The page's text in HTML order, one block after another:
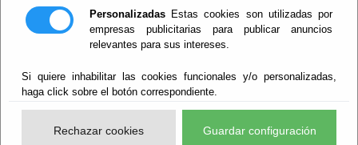
Personalizadas Estas cookies son utilizadas por
empresas publicitarias para publicar anuncios
relevantes para sus intereses.
Si quiere inhabilitar las cookies funcionales y/o personalizadas,
haga click sobre el botón correspondiente.
Rechazar cookies Guardar configuración